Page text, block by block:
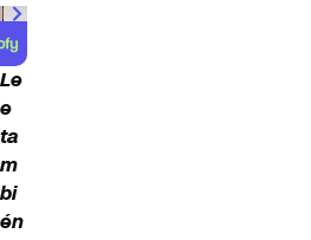
Le
e
ta
m
bi
én